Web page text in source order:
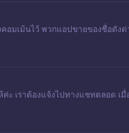
มเม้นไว้ พวกแอปขายของชื่อดังต่
ะ เราต้องแจ้งไปทางแชทตลอด เ